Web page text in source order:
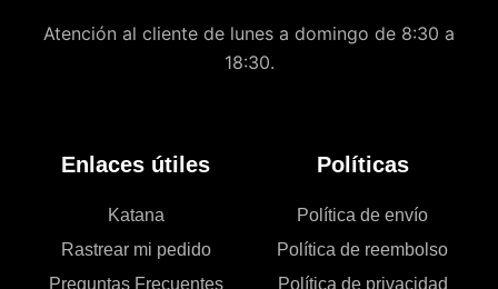
Atención al cliente de lunes a domingo de 8:30 a
18:30.
Enlaces útiles
Katana
Rastrear mi pedido
Preguntas Frecuentes
Políticas
Política de envío
Política de reembolso
Política de privacidad